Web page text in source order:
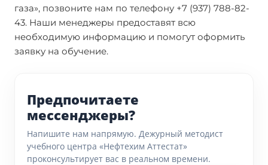
газа», позвоните нам по телефону +7 (937) 788-82-
43. Наши менеджеры предоставят всю
необходимую информацию и помогут оформить
заявку на обучение.
Предпочитаете
мессенджеры?
Напишите нам напрямую. Дежурный методист
учебного центра «Нефтехим Аттестат»
проконсультирует вас в реальном времени.